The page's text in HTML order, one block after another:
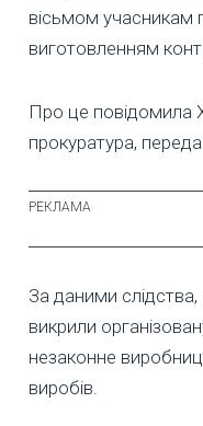
вісьмом учасникам
виготовленням
Про це повідомила
прокуратура,
За даними слідства,
викрили
незаконне
виробів.